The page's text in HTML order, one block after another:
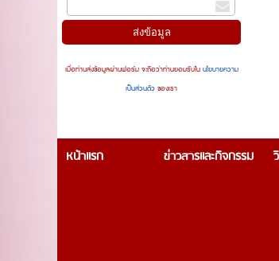
เมื่อท่านส่งข้อมูลผ่านฟอร์ม จะถือว่าท่านยอมรับในนโยบายความ
เป็นส่วนตัวของเรา
หน้าแรก ข่าวสารและกิจกรรม